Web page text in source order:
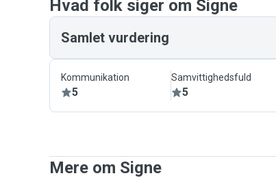
Hvad folk siger om Signe
Samlet vurdering
Kommunikation
5
Samvittighedsfuld
5
Mere om Signe